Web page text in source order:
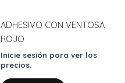
ADHESIVO CON VENTOSA
ROJO
Inicie sesión para ver los
precios.